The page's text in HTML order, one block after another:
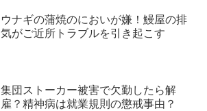
ウナギの蒲焼のにおいが嫌！鰻屋の排
気がご近所トラブルを引き起こす
集団ストーカー被害で欠勤したら解
雇？精神病は就業規則の懲戒事由？